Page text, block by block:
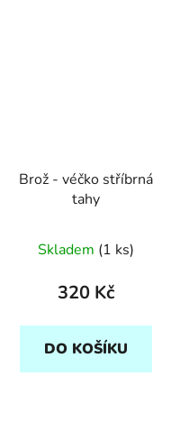
Brož - véčko stříbrná
tahy
Skladem (1 ks)
320 Kč
DO KOŠÍKU